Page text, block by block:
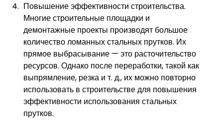
Повышение эффективности строительства.
Многие строительные площадки и
демонтажные проекты производят большое
количество ломанных стальных прутков. Их
прямое выбрасывание — это расточительство
ресурсов. Однако после переработки, такой как
выпрямление, резка и т. д., их можно повторно
использовать в строительстве для повышения
эффективности использования стальных
прутков.